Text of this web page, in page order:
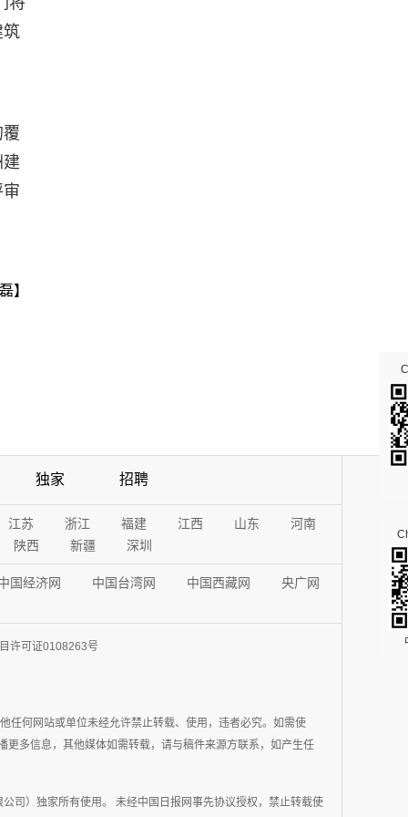
筑
】
独家 招聘
江苏 浙江 福建 江西 山东
河南
陕西 新疆 深圳
国经济网 中国台湾网 中国西藏网
央广网
许可证0108263号
任何网站或单位未经允许禁止转载、使用，违者必究。如需使
多信息，其他媒体如需转载，请与稿件来源方联系，如产生任
司）独家所有使用。 未经中国日报网事先协议授权，禁止转载使